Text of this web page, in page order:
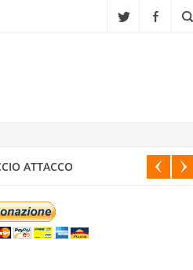
ATTACCO
SCUOLE E CENTRI CULTURALI IN